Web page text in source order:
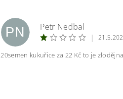
PN
Petr Nedbal
|
20semen kukuřice za 22 Kč to je